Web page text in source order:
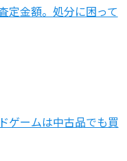
定金額。処分に困って
ゲームは中古品でも買